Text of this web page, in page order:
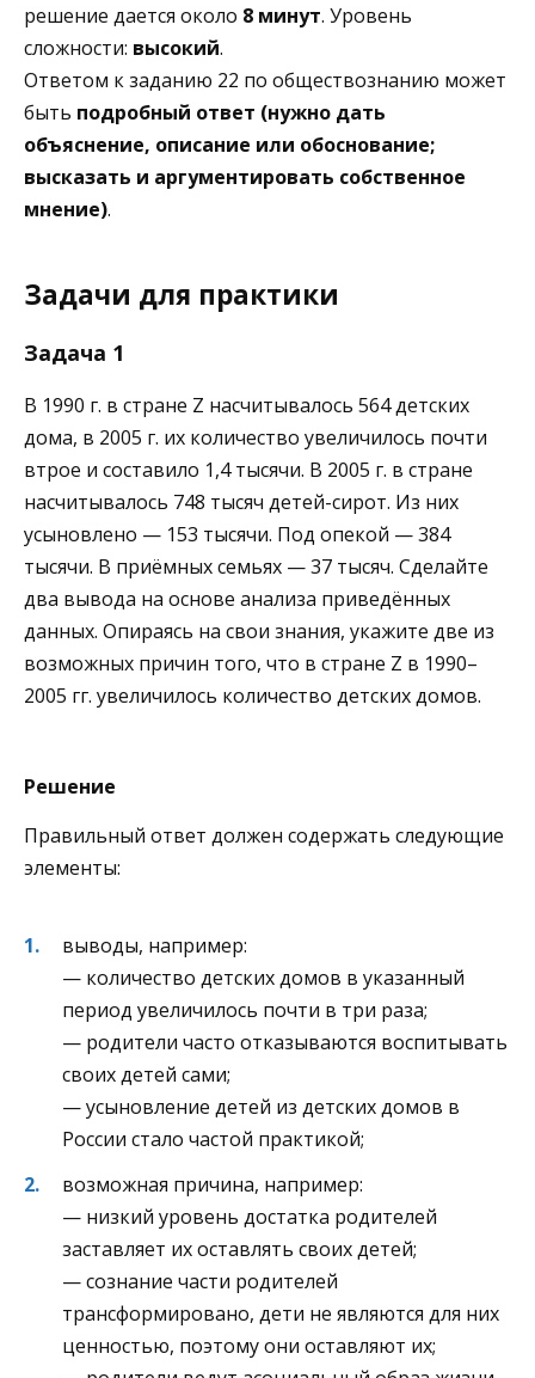
решение дается около 8 минут. Уровень
сложности: высокий.
Ответом к заданию 22 по обществознанию может
быть подробный ответ (нужно дать
объяснение, описание или обоснование;
высказать и аргументировать собственное
мнение).
Задачи для практики
Задача 1
В 1990 г. в стране Z насчитывалось 564 детских
дома, в 2005 г. их количество увеличилось почти
втрое и составило 1,4 тысячи. В 2005 г. в стране
насчитывалось 748 тысяч детей-сирот. Из них
усыновлено — 153 тысячи. Под опекой — 384
тысячи. В приёмных семьях — 37 тысяч. Сделайте
два вывода на основе анализа приведённых
данных. Опираясь на свои знания, укажите две из
возможных причин того, что в стране Z в 1990–
2005 гг. увеличилось количество детских домов.
Решение
Правильный ответ должен содержать следующие
элементы:
выводы, например:
— количество детских домов в указанный
период увеличилось почти в три раза;
— родители часто отказываются воспитывать
своих детей сами;
— усыновление детей из детских домов в
России стало частой практикой;
возможная причина, например:
— низкий уровень достатка родителей
заставляет их оставлять своих детей;
— сознание части родителей
трансформировано, дети не являются для них
ценностью, поэтому они оставляют их;